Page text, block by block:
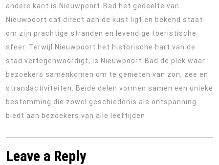
andere kant is Nieuwpoort-Bad het gedeelte van
Nieuwpoort dat direct aan de kust ligt en bekend staat
om zijn prachtige stranden en levendige toeristische
sfeer. Terwijl Nieuwpoort het historische hart van de
stad vertegenwoordigt, is Nieuwpoort-Bad de plek waar
bezoekers samenkomen om te genieten van zon, zee en
strandactiviteiten. Beide delen vormen samen een unieke
bestemming die zowel geschiedenis als ontspanning
biedt aan bezoekers van alle leeftijden.
Leave a Reply